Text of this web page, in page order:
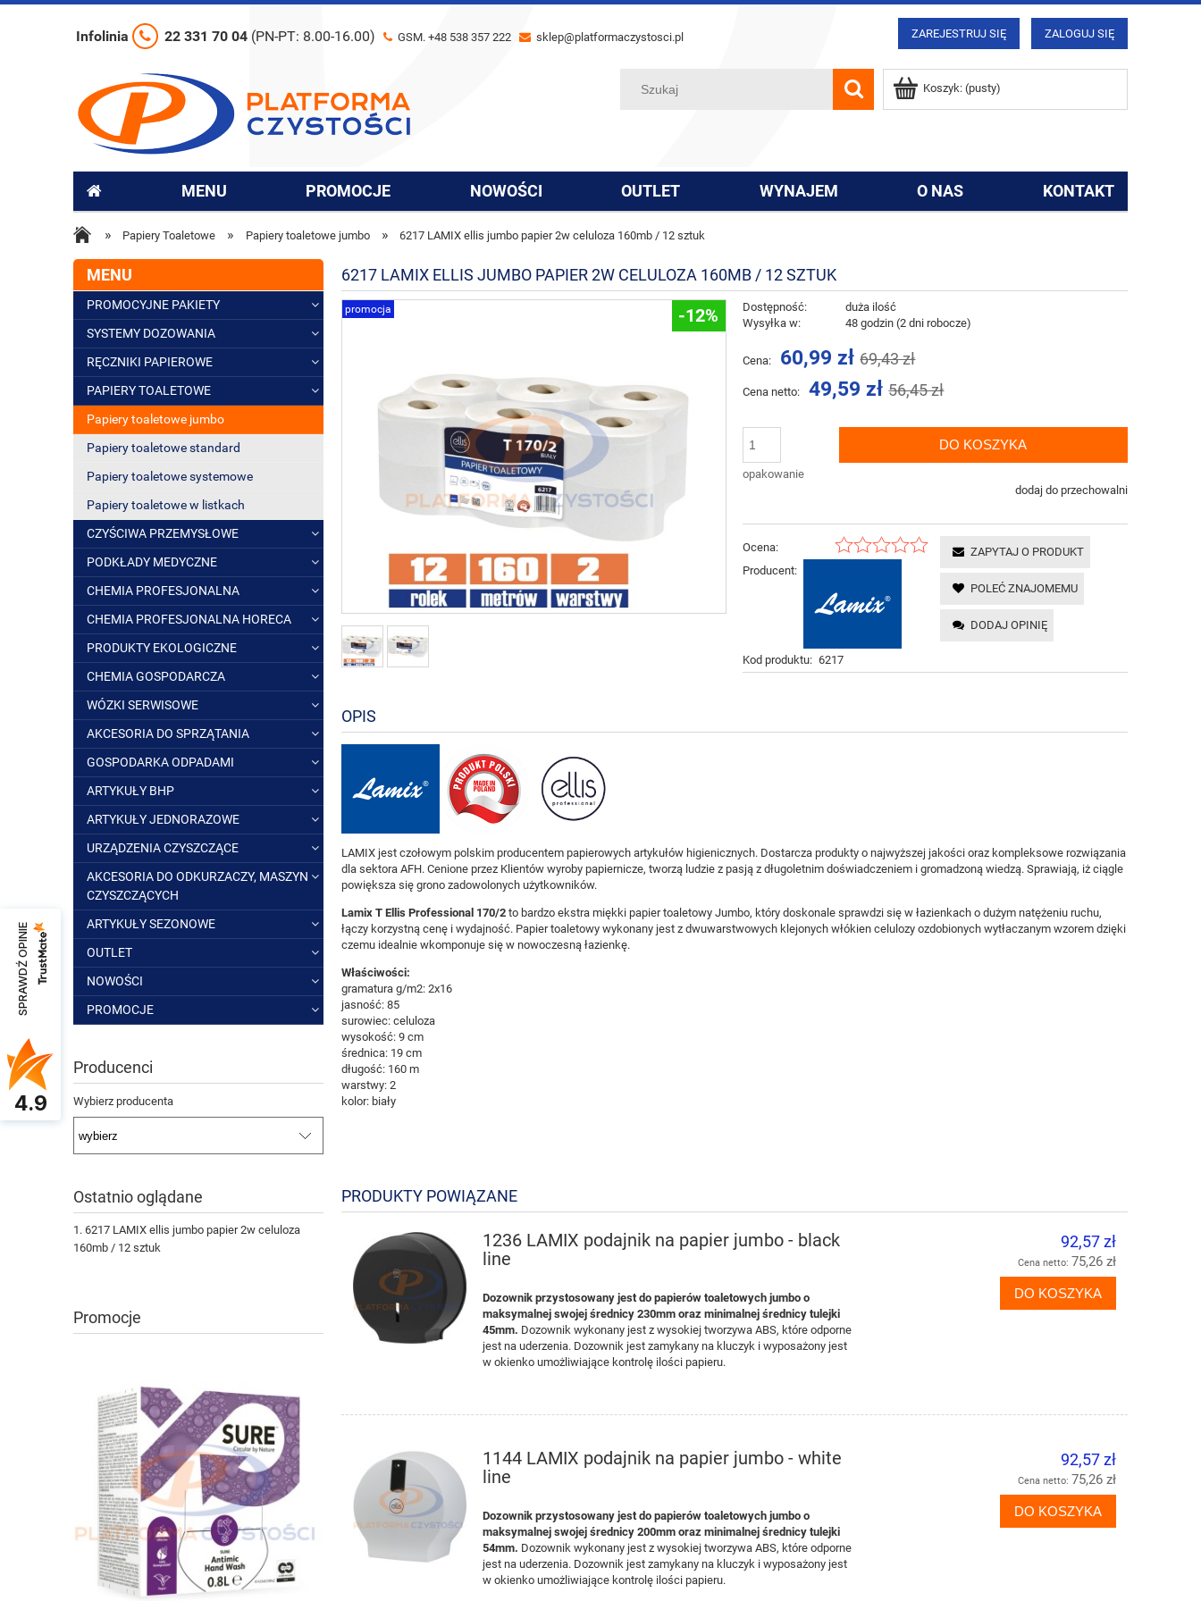
Infolinia 22 331 70 04 (PN-PT: 8.00-16.00) GSM. +48 538 357 222 sklep@platformaczystosci.pl ZAREJESTRUJ SIĘ ZALOGUJ SIĘ
Koszyk: (pusty)
MENU PROMOCJE NOWOŚCI OUTLET WYNAJEM O NAS KONTAKT
» Papiery Toaletowe » Papiery toaletowe jumbo » 6217 LAMIX ellis jumbo papier 2w celuloza 160mb / 12 sztuk
MENU
PROMOCYJNE PAKIETY
SYSTEMY DOZOWANIA
RĘCZNIKI PAPIEROWE
PAPIERY TOALETOWE
Papiery toaletowe jumbo
Papiery toaletowe standard
Papiery toaletowe systemowe
Papiery toaletowe w listkach
CZYŚCIWA PRZEMYSŁOWE
PODKŁADY MEDYCZNE
CHEMIA PROFESJONALNA
CHEMIA PROFESJONALNA HORECA
PRODUKTY EKOLOGICZNE
CHEMIA GOSPODARCZA
WÓZKI SERWISOWE
AKCESORIA DO SPRZĄTANIA
GOSPODARKA ODPADAMI
ARTYKUŁY BHP
ARTYKUŁY JEDNORAZOWE
URZĄDZENIA CZYSZCZĄCE
AKCESORIA DO ODKURZACZY, MASZYN
CZYSZCZĄCYCH
ARTYKUŁY SEZONOWE
OUTLET
NOWOŚCI
PROMOCJE
Producenci
Wybierz producenta
Ostatnio oglądane
6217 LAMIX ellis jumbo papier 2w celuloza
160mb / 12 sztuk
Promocje
6217 LAMIX ELLIS JUMBO PAPIER 2W CELULOZA 160MB / 12 SZTUK
promocja -12% Dostępność:
duża ilość
Wysyłka w:
48 godzin (2 dni robocze)
Cena: 60,99 zł 69,43 zł
Cena netto: 49,59 zł 56,45 zł
opakowanie
DO KOSZYKA
dodaj do przechowalni
Ocena:
Producent:
Kod produktu: 6217
ZAPYTAJ O PRODUKT
POLEĆ ZNAJOMEMU
DODAJ OPINIĘ
OPIS
LAMIX jest czołowym polskim producentem papierowych artykułów higienicznych. Dostarcza produkty o najwyższej jakości oraz kompleksowe rozwiązania
dla sektora AFH. Cenione przez Klientów wyroby papiernicze, tworzą ludzie z pasją z długoletnim doświadczeniem i gromadzoną wiedzą. Sprawiają, iż ciągle
powiększa się grono zadowolonych użytkowników.
Lamix T Ellis Professional 170/2 to bardzo ekstra miękki papier toaletowy Jumbo, który doskonale sprawdzi się w łazienkach o dużym natężeniu ruchu,
łączy korzystną cenę i wydajność. Papier toaletowy wykonany jest z dwuwarstwowych klejonych włókien celulozy ozdobionych wytłaczanym wzorem dzięki
czemu idealnie wkomponuje się w nowoczesną łazienkę.
Właściwości:
gramatura g/m2: 2x16
jasność: 85
surowiec: celuloza
wysokość: 9 cm
średnica: 19 cm
długość: 160 m
warstwy: 2
kolor: biały
PRODUKTY POWIĄZANE
1236 LAMIX podajnik na papier jumbo - black
line
Dozownik przystosowany jest do papierów toaletowych jumbo o
maksymalnej swojej średnicy 230mm oraz minimalnej średnicy tulejki
45mm. Dozownik wykonany jest z wysokiej tworzywa ABS, które odporne
jest na uderzenia. Dozownik jest zamykany na kluczyk i wyposażony jest
w okienko umożliwiające kontrolę ilości papieru.
92,57 zł
Cena netto: 75,26 zł
DO KOSZYKA
1144 LAMIX podajnik na papier jumbo - white
line
Dozownik przystosowany jest do papierów toaletowych jumbo o
maksymalnej swojej średnicy 200mm oraz minimalnej średnicy tulejki
54mm. Dozownik wykonany jest z wysokiej tworzywa ABS, które odporne
jest na uderzenia. Dozownik jest zamykany na kluczyk i wyposażony jest
w okienko umożliwiające kontrolę ilości papieru.
92,57 zł
Cena netto: 75,26 zł
DO KOSZYKA
SPRAWDŹ OPINIE
4.9